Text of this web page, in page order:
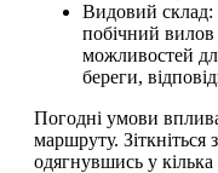
Видовий склад:
побічний вилов
можливостей
береги,
Погодні умови
маршруту.
одягнувшись у кілька